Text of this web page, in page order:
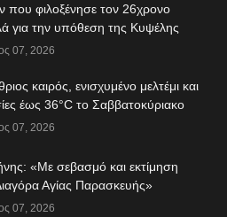
που φιλοξένησε τον 26χρονο
για την υπόθεση της Κυψέλης
07, 2026
καιρός, ενισχυμένο μελτέμι και
έως 36°C το Σαββατοκύριακο
07, 2026
«Με σεβασμό και εκτίμηση
Αγίας Παρασκευής»
07, 2026